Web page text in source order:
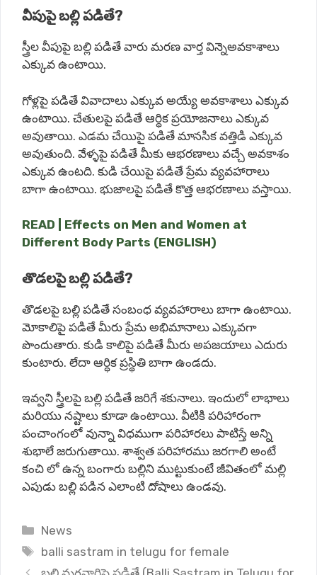
వీపుపై బల్లి పడితే?
స్త్రీల వీపుపై బల్లి పడితే వారు మరణ వార్త విన్నెఅవకాశాలు
ఎక్కువ ఉంటాయి.
గోళ్లపై పడితే వివాదాలు ఎక్కువ అయ్యే అవకాశాలు ఎక్కువ
ఉంటాయి. చేతులపై పడితే ఆర్ధిక ప్రయోజనాలు ఎక్కువ
అవుతాయి. ఎడమ చేయిపై పడితే మానసిక వత్తిడి ఎక్కువ
అవుతుంది. వేళ్ళపై పడితే మీకు ఆభరణాలు వచ్చే అవకాశం
ఎక్కువ ఉంటది. కుడి చేయిపై పడితే ప్రేమ వ్యవహారాలు
బాగా ఉంటాయి. భుజాలపై పడితే కొత్త ఆభరణాలు వస్తాయి.
READ | Effects on Men and Women at
Different Body Parts (ENGLISH)
తొడలపై బల్లి పడితే?
తొడలపై బల్లి పడితే సంబంధ వ్యవహారాలు బాగా ఉంటాయి.
మోకాలిపై పడితే మీరు ప్రేమ అభిమానాలు ఎక్కువగా
పొందుతారు. కుడి కాలిపై పడితే మీరు అపజయాలు ఎదురు
కుంటారు. లేదా ఆర్ధిక ప్రస్థితి బాగా ఉండదు.
ఇవ్వని స్త్రీలపై బల్లి పడితే జరిగే శకునాలు. ఇందులో లాభాలు
మరియు నష్టాలు కూడా ఉంటాయి. వీటికి పరిహారంగా
పంచాంగంలో వున్నా విధముగా పరిహారలు పాటిస్తే అన్ని
శుభాలే జరుగుతాయి. శాశ్వత పరిహారము జరగాలి అంటే
కంచి లో ఉన్న బంగారు బల్లిని ముట్టుకుంటే జీవితంలో మల్లి
ఎపుడు బల్లి పడిన ఎలాంటి దోషాలు ఉండవు.
Categories
News
Tags
balli sastram in telugu for female